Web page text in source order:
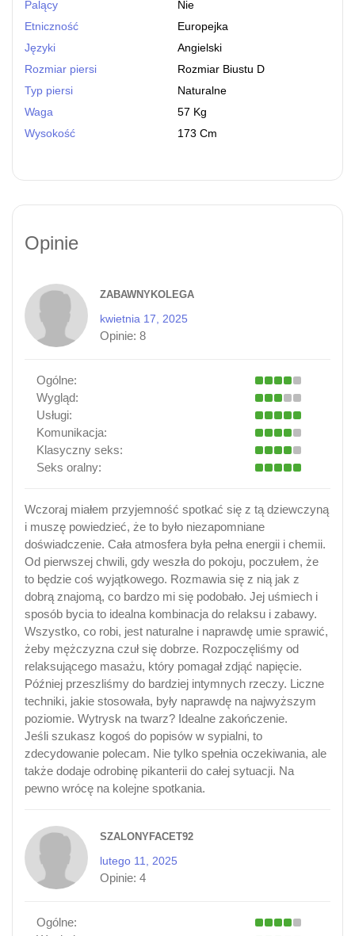
Palący
Nie
Etniczność
Europejka
Języki
Angielski
Rozmiar piersi
Rozmiar Biustu D
Typ piersi
Naturalne
Waga
57 Kg
Wysokość
173 Cm
Opinie
ZABAWNYKOLEGA
kwietnia 17, 2025
Opinie: 8
Ogólne:
Wygląd:
Usługi:
Komunikacja:
Klasyczny seks:
Seks oralny:
Wczoraj miałem przyjemność spotkać się z tą dziewczyną
i muszę powiedzieć, że to było niezapomniane
doświadczenie. Cała atmosfera była pełna energii i chemii.
Od pierwszej chwili, gdy weszła do pokoju, poczułem, że
to będzie coś wyjątkowego. Rozmawia się z nią jak z
dobrą znajomą, co bardzo mi się podobało. Jej uśmiech i
sposób bycia to idealna kombinacja do relaksu i zabawy.
Wszystko, co robi, jest naturalne i naprawdę umie sprawić,
żeby mężczyzna czuł się dobrze. Rozpoczęliśmy od
relaksującego masażu, który pomagał zdjąć napięcie.
Później przeszliśmy do bardziej intymnych rzeczy. Liczne
techniki, jakie stosowała, były naprawdę na najwyższym
poziomie. Wytrysk na twarz? Idealne zakończenie.
Jeśli szukasz kogoś do popisów w sypialni, to
zdecydowanie polecam. Nie tylko spełnia oczekiwania, ale
także dodaje odrobinę pikanterii do całej sytuacji. Na
pewno wrócę na kolejne spotkania.
SZALONYFACET92
lutego 11, 2025
Opinie: 4
Ogólne: